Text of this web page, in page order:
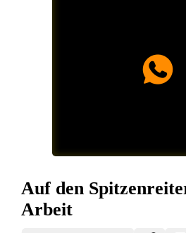
Auf den
Arbeit